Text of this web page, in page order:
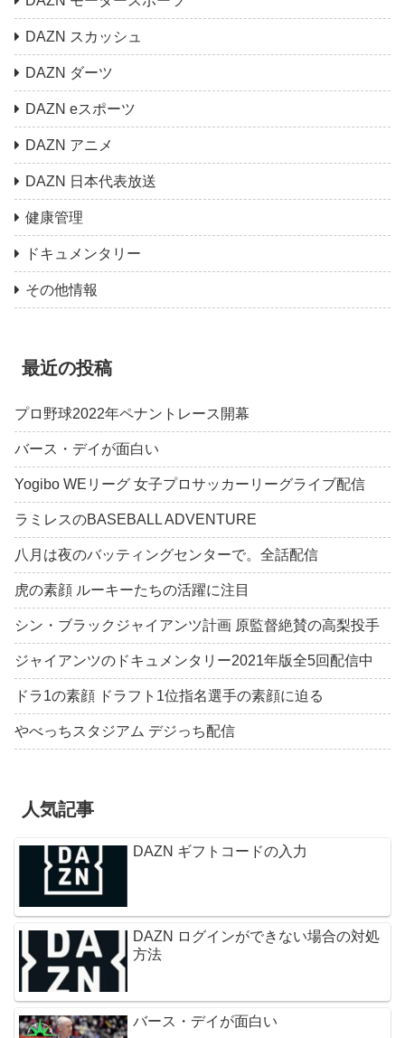
DAZN スカッシュ
DAZN ダーツ
DAZN eスポーツ
DAZN アニメ
DAZN 日本代表放送
健康管理
ドキュメンタリー
その他情報
最近の投稿
プロ野球2022年ペナントレース開幕
バース・デイが面白い
Yogibo WEリーグ 女子プロサッカーリーグライブ配信
ラミレスのBASEBALL ADVENTURE
八月は夜のバッティングセンターで。全話配信
虎の素顔 ルーキーたちの活躍に注目
シン・ブラックジャイアンツ計画 原監督絶賛の高梨投手
ジャイアンツのドキュメンタリー2021年版全5回配信中
ドラ1の素顔 ドラフト1位指名選手の素顔に迫る
やべっちスタジアム デジっち配信
人気記事
DAZN ギフトコードの入力
DAZN ログインができない場合の対処
方法
バース・デイが面白い